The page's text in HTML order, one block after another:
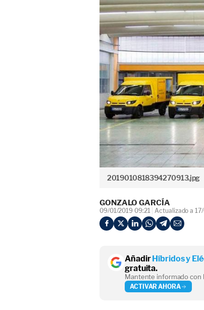
2019010818394270913.jpg
GONZALO GARCÍA
09/01/2019 09:21 Actualizado a
AñadirHíbridos y
gratuita.
Mantente informado con
ACTIVAR AHORA